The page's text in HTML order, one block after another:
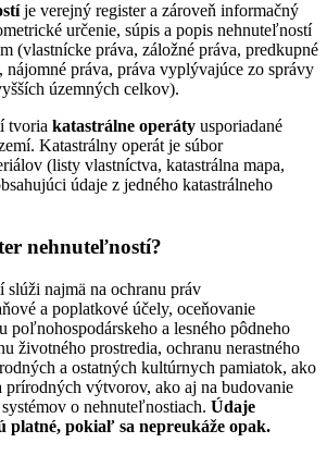
je verejný register a zároveň informačný
určenie, súpis a popis nehnuteľností
(vlastnícke práva, záložné práva, predkupné
nájomné práva, práva vyplývajúce zo správy
územných celkov).
tvoria katastrálne operáty usporiadané
Katastrálny operát je súbor
(listy vlastníctva, katastrálna mapa,
údaje z jedného katastrálneho
nehnuteľností?
slúži najmä na ochranu práv
a poplatkové účely, oceňovanie
poľnohospodárskeho a lesného pôdneho
životného prostredia, ochranu nerastného
a ostatných kultúrnych pamiatok, ako
prírodných výtvorov, ako aj na budovanie
o nehnuteľnostiach. Údaje
platné, pokiaľ sa nepreukáže opak.